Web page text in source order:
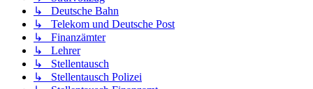
↳ Deutsche Bahn
↳ Telekom und Deutsche Post
↳ Finanzämter
↳ Lehrer
↳ Stellentausch
↳ Stellentausch Polizei